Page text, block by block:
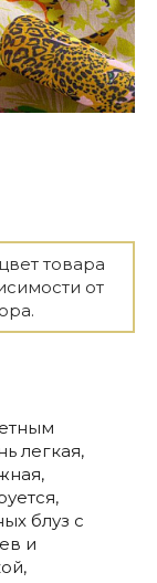
товара
от
легкая,
блуз с
и